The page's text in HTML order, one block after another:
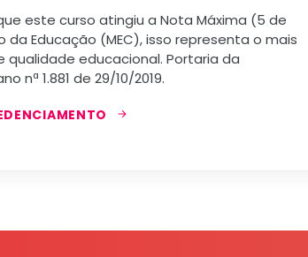
este curso atingiu a Nota Máxima (5 de
da Educação (MEC), isso representa o mais
qualidade educacional. Portaria da
nª 1.881 de 29/10/2019.